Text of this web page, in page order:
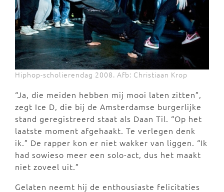
Hiphop-scholierendag 2008. Afb: Christiaan Krop
“Ja, die meiden hebben mij mooi laten zitten”,
zegt Ice D, die bij de Amsterdamse burgerlijke
stand geregistreerd staat als Daan Til. “Op het
laatste moment afgehaakt. Te verlegen denk
ik.” De rapper kon er niet wakker van liggen. “Ik
had sowieso meer een solo-act, dus het maakt
niet zoveel uit.”
Gelaten neemt hij de enthousiaste felicitaties